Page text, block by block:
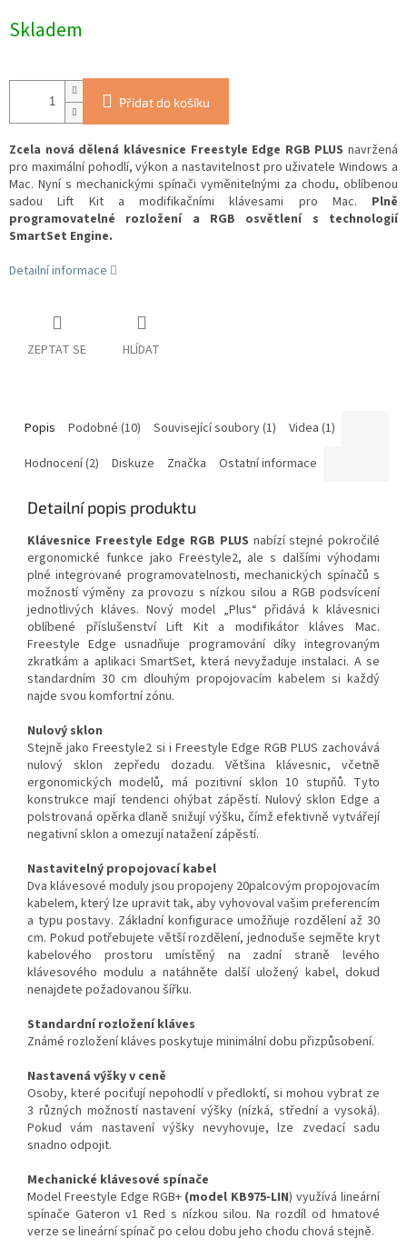
Skladem
Přidat do košíku
Zcela nová dělená klávesnice Freestyle Edge RGB PLUS navržená
pro maximální pohodlí, výkon a nastavitelnost pro uživatele Windows a
Mac. Nyní s mechanickými spínači vyměnitelnými za chodu, oblíbenou
sadou Lift Kit a modifikačními klávesami pro Mac. Plně
programovatelné rozložení a RGB osvětlení s technologií
SmartSet Engine.
Detailní informace
ZEPTAT SE HLÍDAT
Popis Podobné (10) Související soubory (1)
Videa (1)
Hodnocení (2)
Diskuze Značka Ostatní informace
Detailní popis produktu
Klávesnice Freestyle Edge RGB PLUS nabízí stejné pokročilé
ergonomické funkce jako Freestyle2, ale s dalšími výhodami
plné integrované programovatelnosti, mechanických spínačů s
možností výměny za provozu s nízkou silou a RGB podsvícení
jednotlivých kláves. Nový model „Plus“ přidává k klávesnici
oblíbené příslušenství Lift Kit a modifikátor kláves Mac.
Freestyle Edge usnadňuje programování díky integrovaným
zkratkám a aplikaci SmartSet, která nevyžaduje instalaci. A se
standardním 30 cm dlouhým propojovacím kabelem si každý
najde svou komfortní zónu.
Nulový sklon
Stejně jako Freestyle2 si i Freestyle Edge RGB PLUS zachovává
nulový sklon zepředu dozadu. Většina klávesnic, včetně
ergonomických modelů, má pozitivní sklon 10 stupňů. Tyto
konstrukce mají tendenci ohýbat zápěstí. Nulový sklon Edge a
polstrovaná opěrka dlaně snižují výšku, čímž efektivně vytvářejí
negativní sklon a omezují natažení zápěstí.
Nastavitelný propojovací kabel
Dva klávesové moduly jsou propojeny 20palcovým propojovacím
kabelem, který lze upravit tak, aby vyhovoval vašim preferencím
a typu postavy. Základní konfigurace umožňuje rozdělení až 30
cm. Pokud potřebujete větší rozdělení, jednoduše sejměte kryt
kabelového prostoru umístěný na zadní straně levého
klávesového modulu a natáhněte další uložený kabel, dokud
nenajdete požadovanou šířku.
Standardní rozložení kláves
Známé rozložení kláves poskytuje minimální dobu přizpůsobení.
Nastavená výšky v ceně
Osoby, které pociťují nepohodlí v předloktí, si mohou vybrat ze
3 různých možností nastavení výšky (nízká, střední a vysoká).
Pokud vám nastavení výšky nevyhovuje, lze zvedací sadu
snadno odpojit.
Mechanické klávesové spínače
Model Freestyle Edge RGB+(model KB975-LIN) využívá lineární
spínače Gateron v1 Red s nízkou silou. Na rozdíl od hmatové
verze se lineární spínač po celou dobu jeho chodu chová stejně.